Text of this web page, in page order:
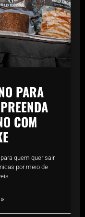
PARA
COM
quem quer sair
por meio de